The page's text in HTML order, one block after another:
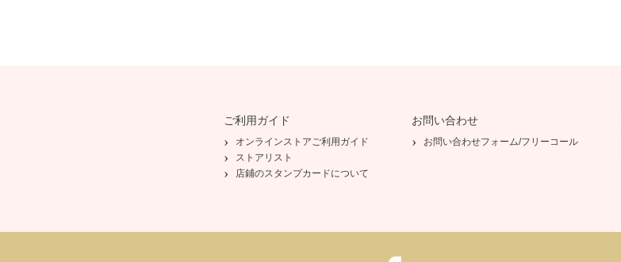
ご利用ガイド
オンラインストアご利用ガイド
ストアリスト
店鋪のスタンプカードについて
お問い合わせ
お問い合わせフォーム/フリーコール